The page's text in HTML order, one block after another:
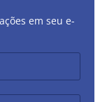
em seu e-